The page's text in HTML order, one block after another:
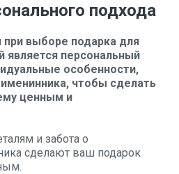
подхода
выборе подарка для
является персональный
особенности,
чтобы сделать
ценным и
и забота о
сделают ваш подарок